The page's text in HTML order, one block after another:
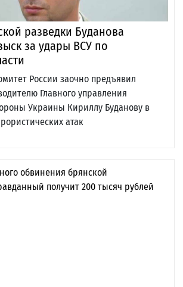
разведки Буданова
за удары ВСУ по
России заочно предъявил
Главного управления
Украины Кириллу Буданову в
атак